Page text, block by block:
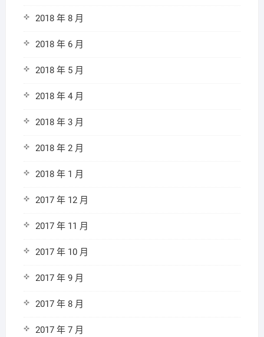
2018 年 8 月
2018 年 6 月
2018 年 5 月
2018 年 4 月
2018 年 3 月
2018 年 2 月
2018 年 1 月
2017 年 12 月
2017 年 11 月
2017 年 10 月
2017 年 9 月
2017 年 8 月
2017 年 7 月